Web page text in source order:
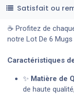
Satisfait ou
☕ Profitez de
notre Lot De 6 Mugs
Caractéristiques
✨ Matière de
de haute